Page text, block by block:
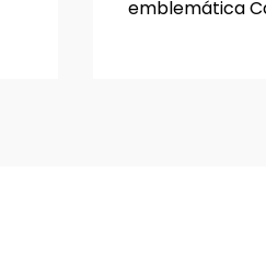
emblemática